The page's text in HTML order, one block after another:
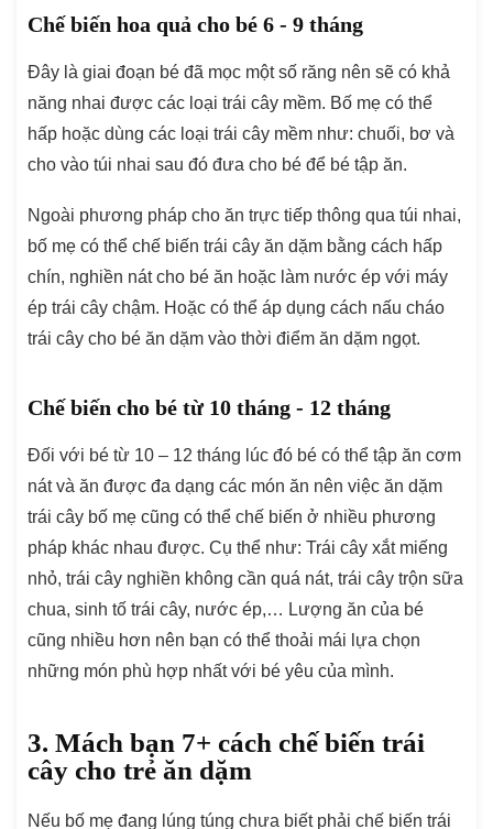
Chế biến hoa quả cho bé 6 - 9 tháng
Đây là giai đoạn bé đã mọc một số răng nên sẽ có khả
năng nhai được các loại trái cây mềm. Bố mẹ có thể
hấp hoặc dùng các loại trái cây mềm như: chuối, bơ và
cho vào túi nhai sau đó đưa cho bé để bé tập ăn.
Ngoài phương pháp cho ăn trực tiếp thông qua túi nhai,
bố mẹ có thể chế biến trái cây ăn dặm bằng cách hấp
chín, nghiền nát cho bé ăn hoặc làm nước ép với máy
ép trái cây chậm. Hoặc có thể áp dụng cách nấu cháo
trái cây cho bé ăn dặm vào thời điểm ăn dặm ngọt.
Chế biến cho bé từ 10 tháng - 12 tháng
Đối với bé từ 10 – 12 tháng lúc đó bé có thể tập ăn cơm
nát và ăn được đa dạng các món ăn nên việc ăn dặm
trái cây bố mẹ cũng có thể chế biến ở nhiều phương
pháp khác nhau được. Cụ thể như: Trái cây xắt miếng
nhỏ, trái cây nghiền không cần quá nát, trái cây trộn sữa
chua, sinh tố trái cây, nước ép,… Lượng ăn của bé
cũng nhiều hơn nên bạn có thể thoải mái lựa chọn
những món phù hợp nhất với bé yêu của mình.
3. Mách bạn 7+ cách chế biến trái
cây cho trẻ ăn dặm
Nếu bố mẹ đang lúng túng chưa biết phải chế biến trái